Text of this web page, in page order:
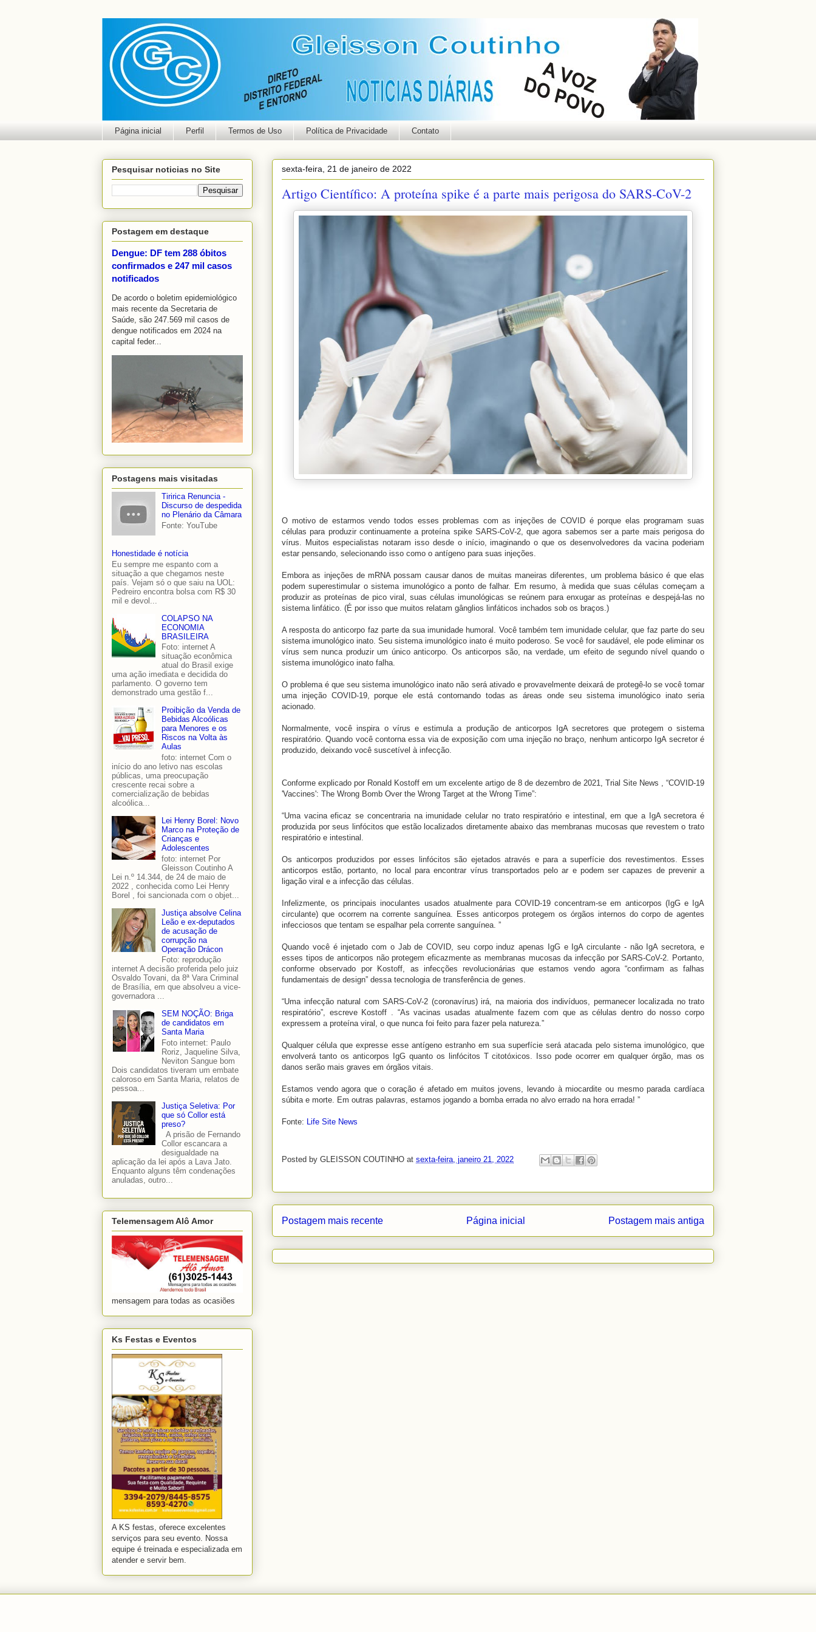
Página inicial Perfil Termos de Uso Política de Privacidade Contato
sexta-feira, 21 de janeiro de 2022
Artigo Científico: A proteína spike é a parte mais perigosa do SARS-CoV-2
O motivo de estarmos vendo todos esses problemas com as injeções de COVID é porque elas programam suas
células para produzir continuamente a proteína spike SARS-CoV-2, que agora sabemos ser a parte mais perigosa do
vírus. Muitos especialistas notaram isso desde o início, imaginando o que os desenvolvedores da vacina poderiam
estar pensando, selecionando isso como o antígeno para suas injeções.
Embora as injeções de mRNA possam causar danos de muitas maneiras diferentes, um problema básico é que elas
podem superestimular o sistema imunológico a ponto de falhar. Em resumo, à medida que suas células começam a
produzir as proteínas de pico viral, suas células imunológicas se reúnem para enxugar as proteínas e despejá-las no
sistema linfático. (É por isso que muitos relatam gânglios linfáticos inchados sob os braços.)
A resposta do anticorpo faz parte da sua imunidade humoral. Você também tem imunidade celular, que faz parte do seu
sistema imunológico inato. Seu sistema imunológico inato é muito poderoso. Se você for saudável, ele pode eliminar os
vírus sem nunca produzir um único anticorpo. Os anticorpos são, na verdade, um efeito de segundo nível quando o
sistema imunológico inato falha.
O problema é que seu sistema imunológico inato não será ativado e provavelmente deixará de protegê-lo se você tomar
uma injeção COVID-19, porque ele está contornando todas as áreas onde seu sistema imunológico inato seria
acionado.
Normalmente, você inspira o vírus e estimula a produção de anticorpos IgA secretores que protegem o sistema
respiratório. Quando você contorna essa via de exposição com uma injeção no braço, nenhum anticorpo IgA secretor é
produzido, deixando você suscetível à infecção.
Conforme explicado por Ronald Kostoff em um excelente artigo de 8 de dezembro de 2021, Trial Site News , “COVID-19
'Vaccines': The Wrong Bomb Over the Wrong Target at the Wrong Time”:
“Uma vacina eficaz se concentraria na imunidade celular no trato respiratório e intestinal, em que a IgA secretora é
produzida por seus linfócitos que estão localizados diretamente abaixo das membranas mucosas que revestem o trato
respiratório e intestinal.
Os anticorpos produzidos por esses linfócitos são ejetados através e para a superfície dos revestimentos. Esses
anticorpos estão, portanto, no local para encontrar vírus transportados pelo ar e podem ser capazes de prevenir a
ligação viral e a infecção das células.
Infelizmente, os principais inoculantes usados ​​atualmente para COVID-19 concentram-se em anticorpos (IgG e IgA
circulante) que ocorrem na corrente sanguínea. Esses anticorpos protegem os órgãos internos do corpo de agentes
infecciosos que tentam se espalhar pela corrente sanguínea. ”
Quando você é injetado com o Jab de COVID, seu corpo induz apenas IgG e IgA circulante - não IgA secretora, e
esses tipos de anticorpos não protegem eficazmente as membranas mucosas da infecção por SARS-CoV-2. Portanto,
conforme observado por Kostoff, as infecções revolucionárias que estamos vendo agora “confirmam as falhas
fundamentais de design” dessa tecnologia de transferência de genes.
“Uma infecção natural com SARS-CoV-2 (coronavírus) irá, na maioria dos indivíduos, permanecer localizada no trato
respiratório”, escreve Kostoff . “As vacinas usadas atualmente fazem com que as células dentro do nosso corpo
expressem a proteína viral, o que nunca foi feito para fazer pela natureza.”
Qualquer célula que expresse esse antígeno estranho em sua superfície será atacada pelo sistema imunológico, que
envolverá tanto os anticorpos IgG quanto os linfócitos T citotóxicos. Isso pode ocorrer em qualquer órgão, mas os
danos serão mais graves em órgãos vitais.
Estamos vendo agora que o coração é afetado em muitos jovens, levando à miocardite ou mesmo parada cardíaca
súbita e morte. Em outras palavras, estamos jogando a bomba errada no alvo errado na hora errada! ”
Fonte: Life Site News
Posted by GLEISSON COUTINHO at sexta-feira, janeiro 21, 2022
Postagem mais recente Postagem mais antiga
Página inicial
Pesquisar noticias no Site
Postagem em destaque
Dengue: DF tem 288 óbitos
confirmados e 247 mil casos
notificados
De acordo o boletim epidemiológico
mais recente da Secretaria de
Saúde, são 247.569 mil casos de
dengue notificados em 2024 na
capital feder...
Postagens mais visitadas
Tiririca Renuncia -
Discurso de despedida
no Plenário da Câmara
Fonte: YouTube
Honestidade é notícia
Eu sempre me espanto com a
situação a que chegamos neste
país. Vejam só o que saiu na UOL:
Pedreiro encontra bolsa com R$ 30
mil e devol...
COLAPSO NA
ECONOMIA
BRASILEIRA
Foto: internet A
situação econômica
atual do Brasil exige
uma ação imediata e decidida do
parlamento. O governo tem
demonstrado uma gestão f...
Proibição da Venda de
Bebidas Alcoólicas
para Menores e os
Riscos na Volta às
Aulas
foto: internet Com o
início do ano letivo nas escolas
públicas, uma preocupação
crescente recai sobre a
comercialização de bebidas
alcoólica...
Lei Henry Borel: Novo
Marco na Proteção de
Crianças e
Adolescentes
foto: internet Por
Gleisson Coutinho A
Lei n.º 14.344, de 24 de maio de
2022 , conhecida como Lei Henry
Borel , foi sancionada com o objet...
Justiça absolve Celina
Leão e ex-deputados
de acusação de
corrupção na
Operação Drácon
Foto: reprodução
internet A decisão proferida pelo juiz
Osvaldo Tovani, da 8ª Vara Criminal
de Brasília, em que absolveu a vice-
governadora ...
SEM NOÇÃO: Briga
de candidatos em
Santa Maria
Foto internet: Paulo
Roriz, Jaqueline Silva,
Neviton Sangue bom
Dois candidatos tiveram um embate
caloroso em Santa Maria, relatos de
pessoa...
Justiça Seletiva: Por
que só Collor está
preso?
A prisão de Fernando
Collor escancara a
desigualdade na
aplicação da lei após a Lava Jato.
Enquanto alguns têm condenações
anuladas, outro...
Telemensagem Alô Amor
mensagem para todas as ocasiões
Ks Festas e Eventos
A KS festas, oferece excelentes
serviços para seu evento. Nossa
equipe é treinada e especializada em
atender e servir bem.